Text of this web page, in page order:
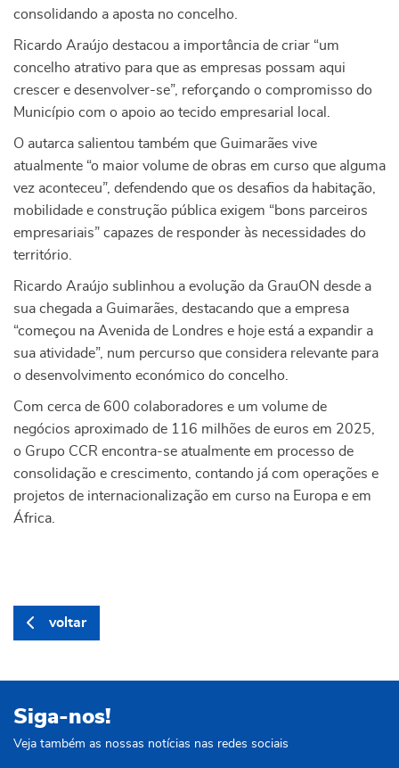
consolidando a aposta no concelho.
Ricardo Araújo destacou a importância de criar “um
concelho atrativo para que as empresas possam aqui
crescer e desenvolver-se”, reforçando o compromisso do
Município com o apoio ao tecido empresarial local.
O autarca salientou também que Guimarães vive
atualmente “o maior volume de obras em curso que alguma
vez aconteceu”, defendendo que os desafios da habitação,
mobilidade e construção pública exigem “bons parceiros
empresariais” capazes de responder às necessidades do
território.
Ricardo Araújo sublinhou a evolução da GrauON desde a
sua chegada a Guimarães, destacando que a empresa
“começou na Avenida de Londres e hoje está a expandir a
sua atividade”, num percurso que considera relevante para
o desenvolvimento económico do concelho.
Com cerca de 600 colaboradores e um volume de
negócios aproximado de 116 milhões de euros em 2025,
o Grupo CCR encontra-se atualmente em processo de
consolidação e crescimento, contando já com operações e
projetos de internacionalização em curso na Europa e em
África.
voltar
Siga-nos!
Veja também as nossas notícias nas redes sociais